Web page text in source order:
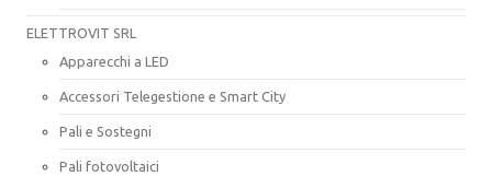
ELETTROVIT SRL
Apparecchi a LED
Accessori Telegestione e Smart City
Pali e Sostegni
Pali fotovoltaici